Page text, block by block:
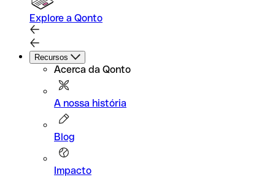
Explore a Qonto
Recursos
Acerca da Qonto
A nossa história
Blog
Impacto